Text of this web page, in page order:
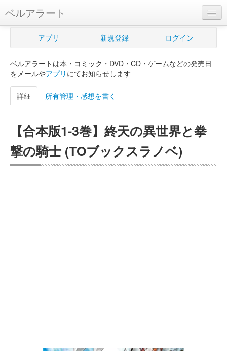
ベルアラート
ベルアラートとは
新規登録
ログイン
購入管理
Myシェルフ
アプリ 新規登録 ログイン
ベルアラートは本・コミック・DVD・CD・ゲームなどの発売日
をメールやアプリ にてお知らせします
詳細 所有管理・感想を書く
【合本版1-3巻】終天の異世界と拳
撃の騎士 (TOブックスラノベ)